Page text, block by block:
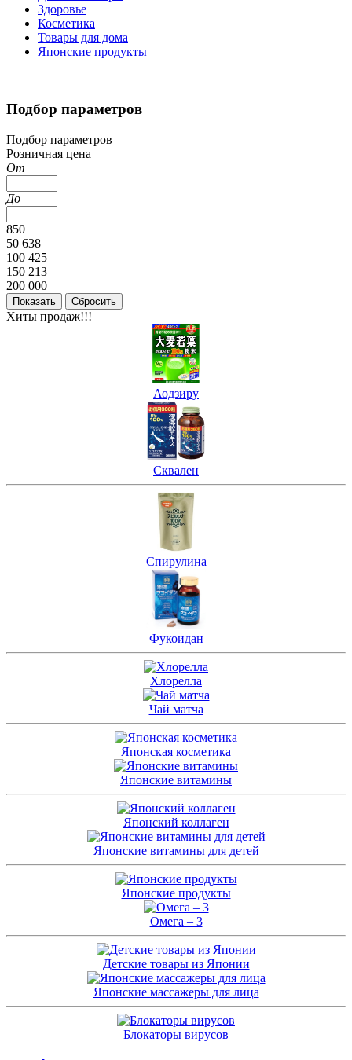
Здоровье
Косметика
Товары для дома
Японские продукты
Подбор параметров
Подбор параметров
Розничная цена
От
До
850
50 638
100 425
150 213
200 000
Хиты продаж!!!
Аодзиру
Сквален
Спирулина
Фукоидан
Хлорелла
Чай матча
Японская косметика
Японские витамины
Японский коллаген
Японские витамины для детей
Японские продукты
Омега – 3
Детские товары из Японии
Японские массажеры для лица
Блокаторы вирусов